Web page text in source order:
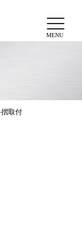
MENU
取付